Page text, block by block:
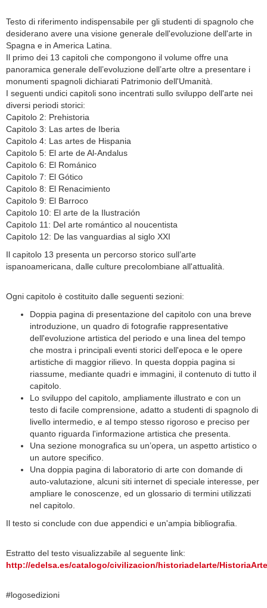
Testo di riferimento indispensabile per gli studenti di spagnolo che
desiderano avere una visione generale dell'evoluzione dell'arte in
Spagna e in America Latina.
Il primo dei 13 capitoli che compongono il volume offre una
panoramica generale dell’evoluzione dell’arte oltre a presentare i
monumenti spagnoli dichiarati Patrimonio dell'Umanità.
I seguenti undici capitoli sono incentrati sullo sviluppo dell'arte nei
diversi periodi storici:
Capitolo 2: Prehistoria
Capitolo 3: Las artes de Iberia
Capitolo 4: Las artes de Hispania
Capitolo 5: El arte de Al-Andalus
Capitolo 6: El Románico
Capitolo 7: El Gótico
Capitolo 8: El Renacimiento
Capitolo 9: El Barroco
Capitolo 10: El arte de la Ilustración
Capitolo 11: Del arte romántico al noucentista
Capitolo 12: De las vanguardias al siglo XXI
Il capitolo 13 presenta un percorso storico sull’arte
ispanoamericana, dalle culture precolombiane all'attualità.
Ogni capitolo è costituito dalle seguenti sezioni:
Doppia pagina di presentazione del capitolo con una breve
introduzione, un quadro di fotografie rappresentative
dell'evoluzione artistica del periodo e una linea del tempo
che mostra i principali eventi storici dell'epoca e le opere
artistiche di maggior rilievo. In questa doppia pagina si
riassume, mediante quadri e immagini, il contenuto di tutto il
capitolo.
Lo sviluppo del capitolo, ampliamente illustrato e con un
testo di facile comprensione, adatto a studenti di spagnolo di
livello intermedio, e al tempo stesso rigoroso e preciso per
quanto riguarda l'informazione artistica che presenta.
Una sezione monografica su un’opera, un aspetto artistico o
un autore specifico.
Una doppia pagina di laboratorio di arte con domande di
auto-valutazione, alcuni siti internet di speciale interesse, per
ampliare le conoscenze, ed un glossario di termini utilizzati
nel capitolo.
Il testo si conclude con due appendici e un'ampia bibliografia.
Estratto del testo visualizzabile al seguente link:
http://edelsa.es/catalogo/civilizacion/historiadelarte/
#logosedizioni